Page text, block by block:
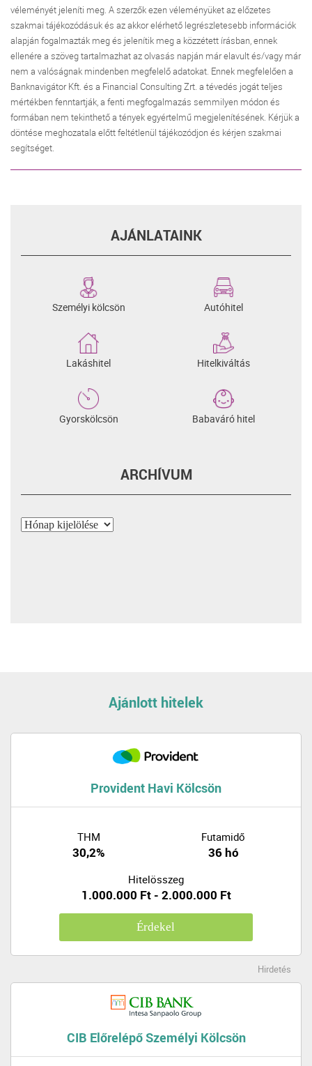
véleményét jeleníti meg. A szerzők ezen véleményüket az előzetes
szakmai tájékozódásuk és az akkor elérhető legrészletesebb információk
alapján fogalmazták meg és jelenítik meg a közzétett írásban, ennek
ellenére a szöveg tartalmazhat az olvasás napján már elavult és/vagy már
nem a valóságnak mindenben megfelelő adatokat. Ennek megfelelően a
Banknavigátor Kft. és a Financial Consulting Zrt. a tévedés jogát teljes
mértékben fenntartják, a fenti megfogalmazás semmilyen módon és
formában nem tekinthető a tények egyértelmű megjelenítésének. Kérjük a
döntése meghozatala előtt feltétlenül tájékozódjon és kérjen szakmai
segítséget.
AJÁNLATAINK
Személyi kölcsön Autóhitel
Lakáshitel Hitelkiváltás
Gyorskölcsön Babaváró hitel
ARCHÍVUM
Archívum
Ajánlott hitelek
Provident Havi Kölcsön
THM
30,2%
Futamidő
36 hó
Hitelösszeg
1.000.000 Ft - 2.000.000 Ft
Érdekel
Hirdetés
CIB Előrelépő Személyi Kölcsön